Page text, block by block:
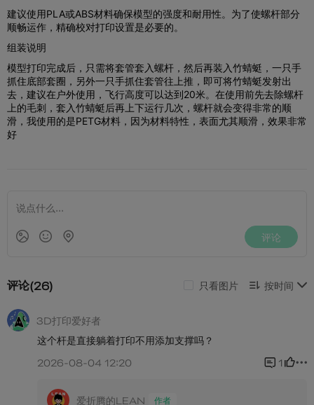
建议使用PLA或ABS材料确保模型的强度和耐用性。为了使螺杆部分
顺畅运作，精确校对打印设置是必要的。
组装说明
模型打印完成后，只需将套管套入螺杆，然后再装入竹蜻蜓，一只手
抓住底部套圈，另外一只手抓住套管往上推，即可将竹蜻蜓发射出
去，建议在户外使用，飞行高度可以达到20米。在使用前先去除螺杆
上的毛刺，套入竹蜻蜓后再上下运行几次，螺杆就会变得非常的顺
滑，我使用的是PETG材料，因为材料特性，表面尤其顺滑，效果非常
好